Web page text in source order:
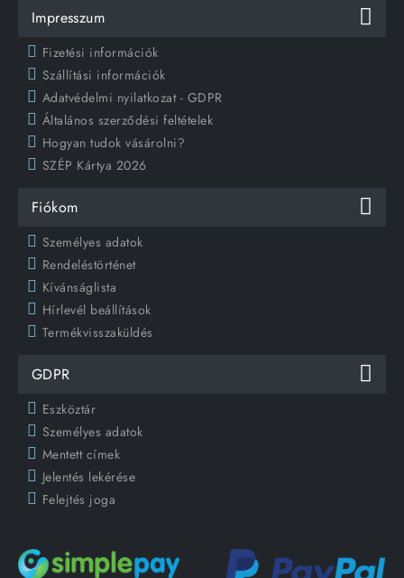
Impresszum
Fizetési információk
Szállítási információk
Adatvédelmi nyilatkozat - GDPR
Általános szerződési feltételek
Hogyan tudok vásárolni?
SZÉP Kártya 2026
Fiókom
Személyes adatok
Rendeléstörténet
Kívánságlista
Hírlevél beállítások
Termékvisszaküldés
GDPR
Eszköztár
Személyes adatok
Mentett címek
Jelentés lekérése
Felejtés joga